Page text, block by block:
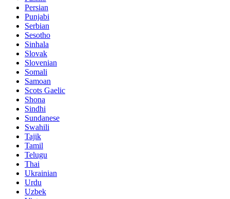
Persian
Punjabi
Serbian
Sesotho
Sinhala
Slovak
Slovenian
Somali
Samoan
Scots Gaelic
Shona
Sindhi
Sundanese
Swahili
Tajik
Tamil
Telugu
Thai
Ukrainian
Urdu
Uzbek